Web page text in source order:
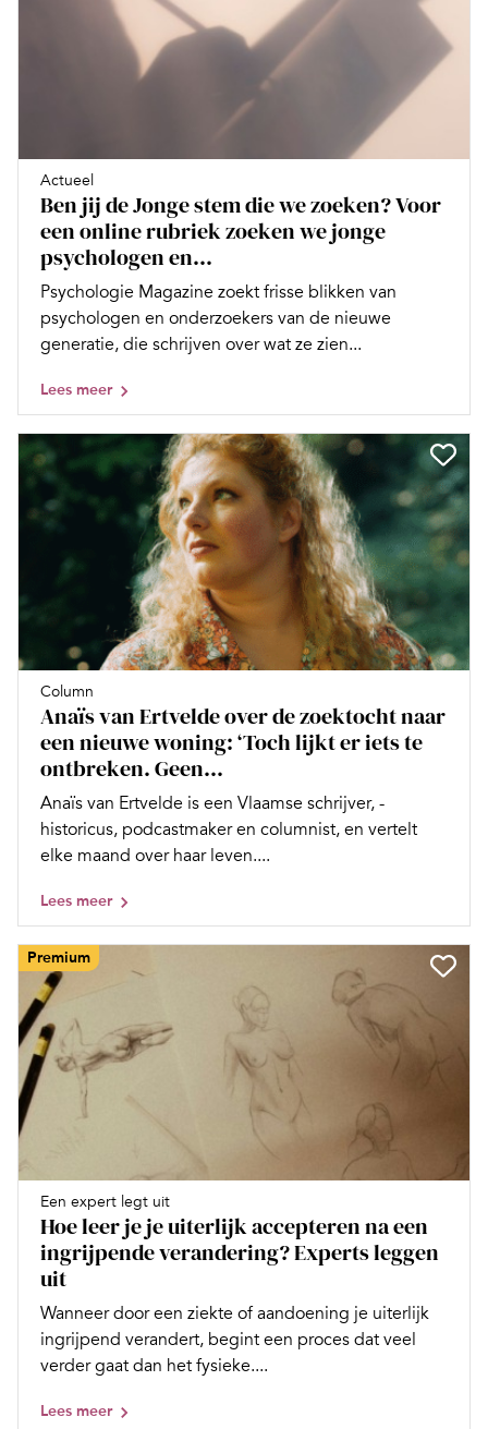
Actueel
Ben jij de Jonge stem die we zoeken? Voor
een online rubriek zoeken we jonge
psychologen en...
Psychologie Magazine zoekt frisse blikken van
psychologen en onderzoekers van de nieuwe
generatie, die schrijven over wat ze zien...
Lees meer
Column
Anaïs van Ertvelde over de zoektocht naar
een nieuwe woning: ‘Toch lijkt er iets te
ontbreken. Geen...
Anaïs van Ertvelde is een Vlaamse ­schrijver, ­
historicus, podcast­maker en columnist, en vertelt
elke maand over haar leven....
Lees meer
Premium
Een expert legt uit
Hoe leer je je uiterlijk accepteren na een
ingrijpende verandering? Experts leggen
uit
Wanneer door een ziekte of aandoening je uiterlijk
ingrijpend verandert, begint een proces dat veel
verder gaat dan het fysieke....
Lees meer